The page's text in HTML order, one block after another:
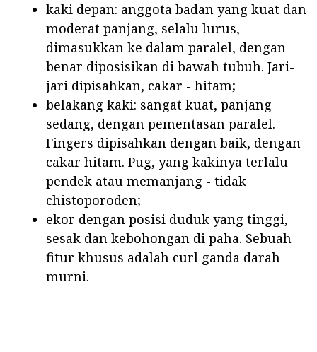
kaki depan: anggota badan yang kuat dan
moderat panjang, selalu lurus,
dimasukkan ke dalam paralel, dengan
benar diposisikan di bawah tubuh. Jari-
jari dipisahkan, cakar - hitam;
belakang kaki: sangat kuat, panjang
sedang, dengan pementasan paralel.
Fingers dipisahkan dengan baik, dengan
cakar hitam. Pug, yang kakinya terlalu
pendek atau memanjang - tidak
chistoporoden;
ekor dengan posisi duduk yang tinggi,
sesak dan kebohongan di paha. Sebuah
fitur khusus adalah curl ganda darah
murni.